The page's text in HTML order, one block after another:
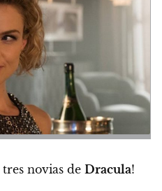
tres novias de Dracula!